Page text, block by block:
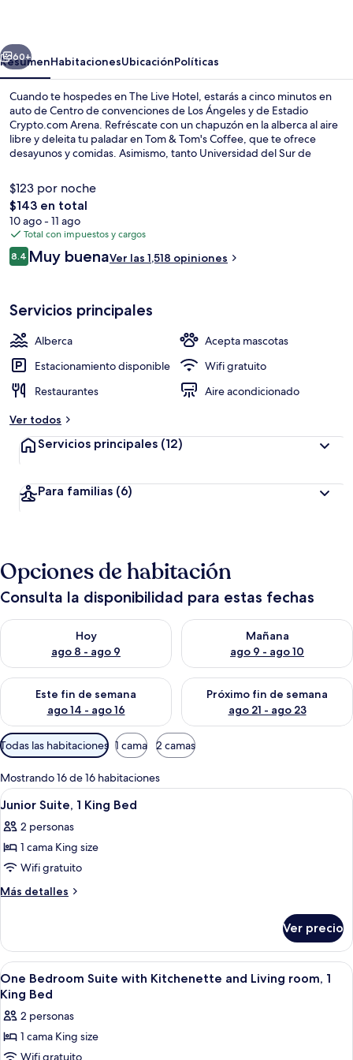
Siguiente
60+
ResumenHabitacionesUbicaciónPolíticas
Cuando te hospedes en The Live Hotel, estarás a cinco minutos en
auto de Centro de convenciones de Los Ángeles y de Estadio
Crypto.com Arena. Refréscate con un chapuzón en la alberca al aire
libre y deleita tu paladar en Tom & Tom's Coffee, que te ofrece
desayunos y comidas. Asimismo, tanto Universidad del Sur de
visitantes les gusta el personal amable y el desayuno. Hay opciones
de transporte público muy cerca: Estación de metro Westlake -
McArthur Park está a apenas 10 minutos a pie.
$123 por noche
El
precio
total
es
de
$143 en total
10 ago - 11 ago
Total con impuestos y cargos
Opiniones
8.48.4 de 10,
Muy buenaVer las 1,518 opiniones
Servicios principales
Alberca
Acepta mascotas
Estacionamiento disponible
Wifi gratuito
Restaurantes
Aire acondicionado
Ver todos
Servicios principales (12)
Para familias (6)
Opciones de habitación
Consulta la disponibilidad para estas fechas
Hoy
ago 8 - ago 9
Consulta la disponibilidad para hoy ago 8 - ago 9
Mañana
ago 9 - ago 10
Consulta la disponibilidad
Este fin de semana
ago 14 - ago 16
Consulta la disponibilidad para este fin de semana ago 14 -
Próximo fin de semana
ago 21 - ago 23
Consulta la disponibilidad
Filtros
disponibles
para
las
habitaciones
Todas las habitaciones 1 cama 2 camas
Mostrando 16 de 16 habitaciones
Abrir
todas
las
fotos
de
Junior
King
Bed
Una habitación de hotel con una
1
Junior Suite, 1 King Bed
2 personas
1 cama King size
Wifi gratuito
Más detalles
Más
Suite,
King
Bed
Ver precio
Abrir
todas
las
fotos
de
Una habitación de hotel con una
4
One Bedroom Suite with Kitchenette and Living room, 1
King Bed
2 personas
1 cama King size
Wifi gratuito